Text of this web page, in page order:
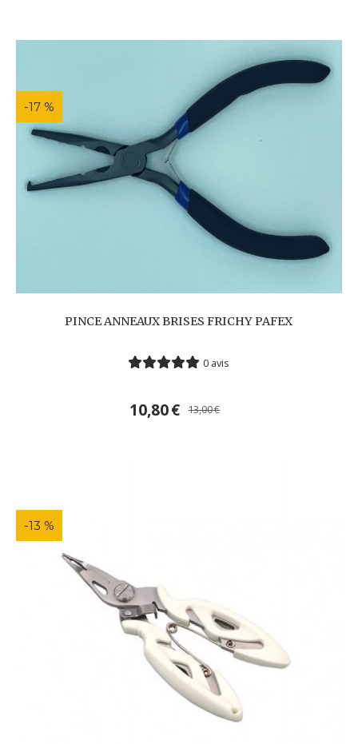
-17 %
PINCE ANNEAUX BRISES FRICHY PAFEX
0 avis
10,80€ 13,00€
-13 %